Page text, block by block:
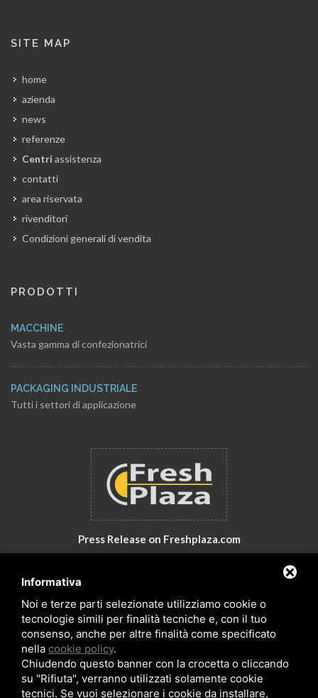
SITE MAP
home
azienda
news
referenze
Centri assistenza
contatti
area riservata
rivenditori
Condizioni generali di vendita
PRODOTTI
MACCHINE
Vasta gamma di confezionatrici
PACKAGING INDUSTRIALE
Tutti i settori di applicazione
Press Release on Freshplaza.com
Informativa
Noi e terze parti selezionate utilizziamo cookie o
tecnologie simili per finalità tecniche e, con il tuo
consenso, anche per altre finalità come specificato
nella cookie policy.
Chiudendo questo banner con la crocetta o cliccando
su "Rifiuta", verranno utilizzati solamente cookie
tecnici. Se vuoi selezionare i cookie da installare,